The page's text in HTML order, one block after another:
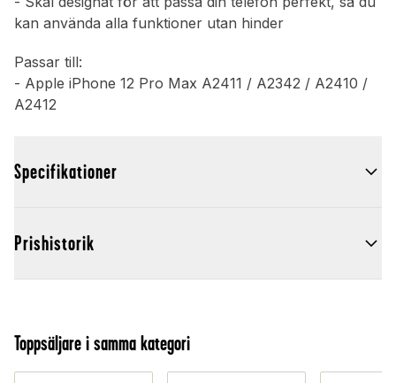
kan använda alla funktioner utan hinder
Passar till:
- Apple iPhone 12 Pro Max A2411 / A2342 / A2410 /
A2412
Specifikationer
Prishistorik
Toppsäljare i samma kategori